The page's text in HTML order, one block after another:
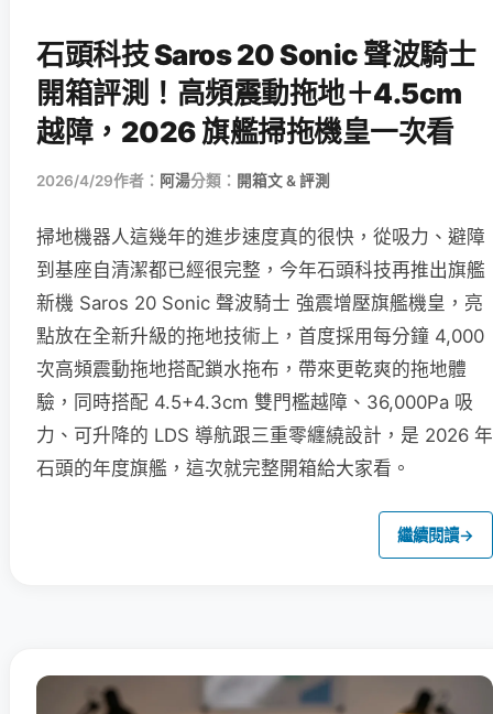
石頭科技 Saros 20 Sonic 聲波騎士
開箱評測！高頻震動拖地＋4.5cm
越障，2026 旗艦掃拖機皇一次看
2026/4/29作者： 阿湯分類： 開箱文 & 評測
掃地機器人這幾年的進步速度真的很快，從吸力、避障
到基座自清潔都已經很完整，今年石頭科技再推出旗艦
新機 Saros 20 Sonic 聲波騎士 強震增壓旗艦機皇，亮
點放在全新升級的拖地技術上，首度採用每分鐘 4,000
次高頻震動拖地搭配鎖水拖布，帶來更乾爽的拖地體
驗，同時搭配 4.5+4.3cm 雙門檻越障、36,000Pa 吸
力、可升降的 LDS 導航跟三重零纏繞設計，是 2026 年
石頭的年度旗艦，這次就完整開箱給大家看。
繼續閱讀→